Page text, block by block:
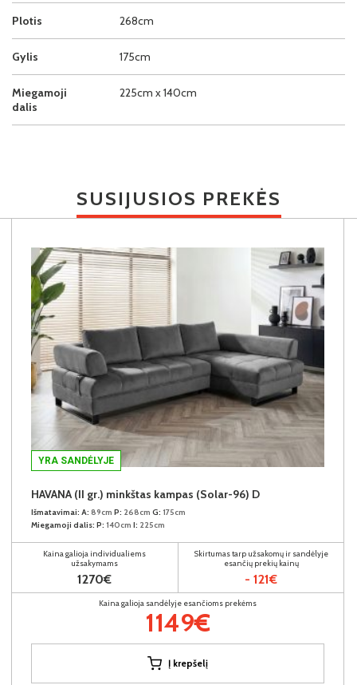
Plotis 268cm
Gylis 175cm
Miegamoji
dalis
225cm x 140cm
SUSIJUSIOS PREKĖS
YRA SANDĖLYJE
HAVANA (II gr.) minkštas kampas (Solar-96) D
Išmatavimai: A: 89cm P: 268cm G: 175cm
Miegamoji dalis: P: 140cm I: 225cm
Kaina galioja individualiems
užsakymams
1270€
Skirtumas tarp užsakomų ir sandėlyje
esančių prekių kainų
- 121€
Kaina galioja sandėlyje esančioms prekėms
1149€
Į krepšelį